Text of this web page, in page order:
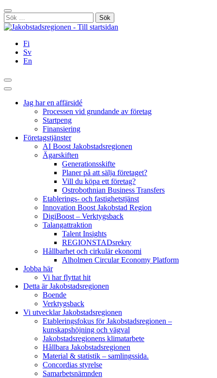
Hoppa
till
innehållet
Stäng
Sök
efter:
Fi
Sv
En
Sök
Huvudmeny
Jag har en affärsidé
Processen vid grundande av företag
Startpeng
Finansiering
Företagstjänster
AI Boost Jakobstadsregionen
Ägarskiften
Generationsskifte
Planer på att sälja företaget?
Vill du köpa ett företag?
Ostrobothnian Business Transfers
Etablerings- och fastighetstjänst
Innovation Boost Jakobstad Region
DigiBoost – Verktygsback
Talangattraktion
Talent Insights
REGIONSTADsrekry
Hållbarhet och cirkulär ekonomi
Alholmen Circular Economy Platform
Jobba här
Vi har flyttat hit
Detta är Jakobstadsregionen
Boende
Verktygsback
Vi utvecklar Jakobstadsregionen
Etableringsfokus för Jakobstadsregionen –
kunskapshöjning och vägval
Jakobstadsregionens klimatarbete
Hållbara Jakobstadsregionen
Material & statistik – samlingssida.
Concordias styrelse
Samarbetsnämnden